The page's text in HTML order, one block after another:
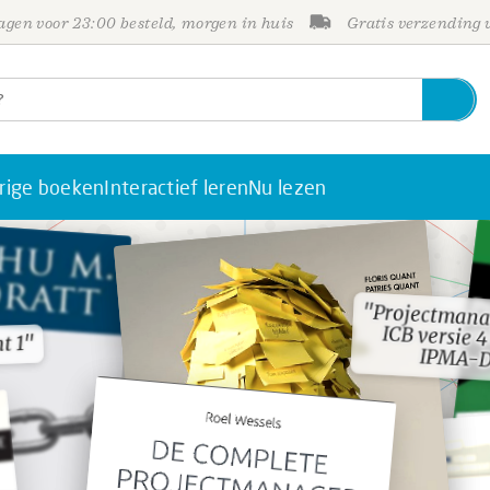
voor 23:00 besteld, morgen in huis Gratis verzending
boekenInteractief lerenNu lezen
1"
ICB versie
IPMA-
1"
ICB versie
IPMA-